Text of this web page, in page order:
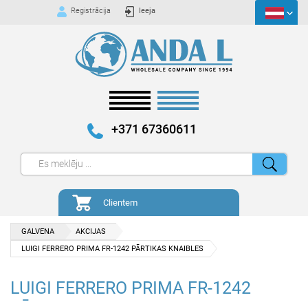
Registrācija Ieeja
+371 67360611
Clientem
GALVENA
AKCIJAS
LUIGI FERRERO PRIMA FR-1242 PĀRTIKAS KNAIBLES
LUIGI FERRERO PRIMA FR-1242